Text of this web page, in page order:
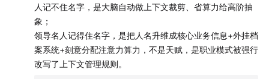
本集的文字版：《独家对话姚顺宇：请允许我小疯一下》
DISCLAIMER:本内容不作为投资建议。
CONTACT:xiaojunzhang@lisw.ai
人记不住名字，是大脑自动做上下文裁剪、省算力给高阶抽
象；
领导名人记得住名字，是把人名升维成核心业务信息+外挂档
案系统+刻意分配注意力算力，不是天赋，是职业模式被强行
改写了上下文管理规则。